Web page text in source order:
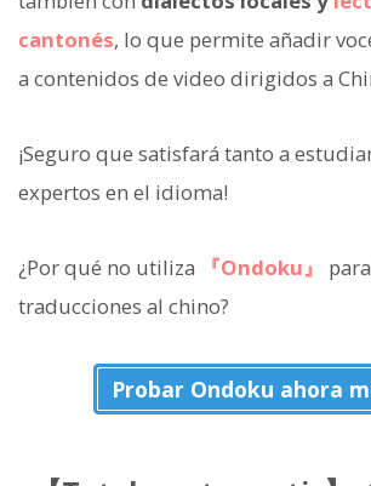
cantonés, lo que permite añadir
a contenidos de video dirigidos a
¡Seguro que satisfará tanto a
expertos en el idioma!
¿Por qué no utiliza 『Ondoku』
traducciones al chino?
Probar Ondoku ahora